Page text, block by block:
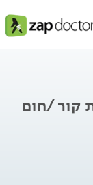
קור/חום